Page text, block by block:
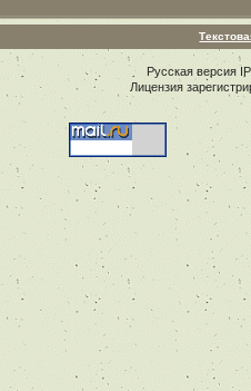
Русская версия
Лицензия